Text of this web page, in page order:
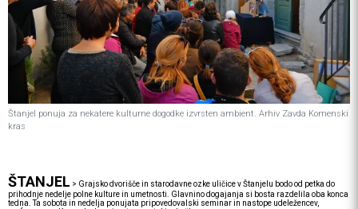
Štanjel ponuja za nekatere kulturne dogodke izvrsten ambient. Arhiv Zavda Komenski
kras
ŠTANJEL > Grajsko dvorišče in starodavne ozke uličice v Štanjelu bodo od petka do
prihodnje nedelje polne kulture in umetnosti. Glavnino dogajanja si bosta razdelila oba konca
tedna. Ta sobota in nedelja ponujata pripovedovalski seminar in nastope udeležencev,